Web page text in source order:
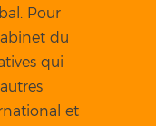
Pour
du
qui
et